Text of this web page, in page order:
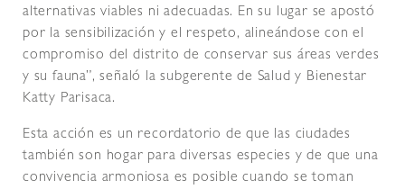
alternativas viables ni adecuadas. En su lugar se apostó
por la sensibilización y el respeto, alineándose con el
compromiso del distrito de conservar sus áreas verdes
y su fauna”, señaló la subgerente de Salud y Bienestar
Katty Parisaca.
Esta acción es un recordatorio de que las ciudades
también son hogar para diversas especies y de que una
convivencia armoniosa es posible cuando se toman